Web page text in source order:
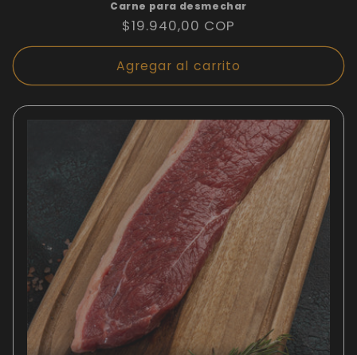
Carne para desmechar
Precio
habitual
$19.940,00 COP
Agregar al carrito